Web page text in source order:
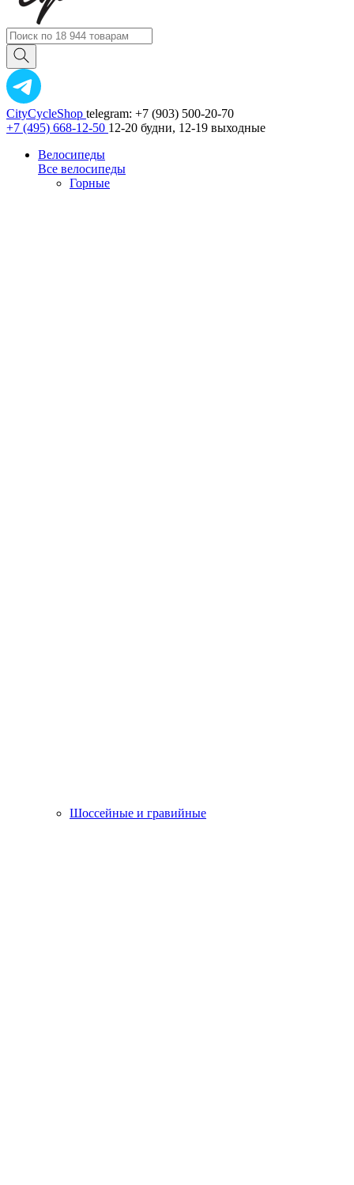
CityCycleShop telegram: +7 (903) 500-20-70
+7 (495) 668-12-50 12-20 будни, 12-19 выходные
Велосипеды
Все велосипеды
Горные
Шоссейные и гравийные